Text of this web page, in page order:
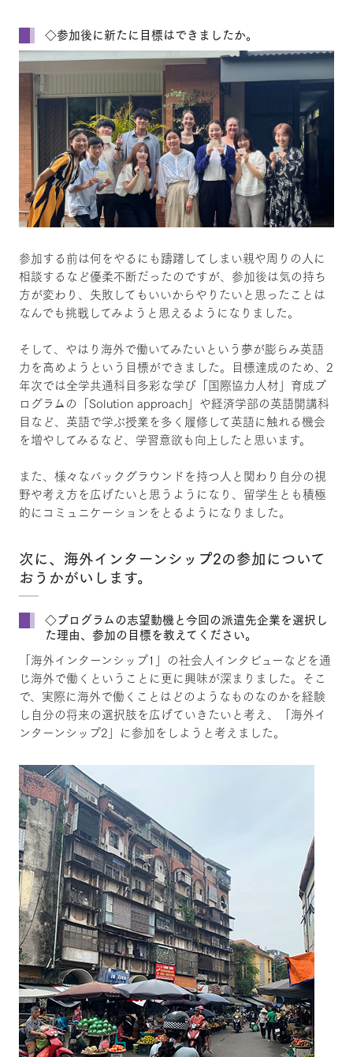
◇参加後に新たに目標はできましたか。
参加する前は何をやるにも躊躇してしまい親や周りの人に
相談するなど優柔不断だったのですが、参加後は気の持ち
方が変わり、失敗してもいいからやりたいと思ったことは
なんでも挑戦してみようと思えるようになりました。
そして、やはり海外で働いてみたいという夢が膨らみ英語
力を高めようという目標ができました。目標達成のため、2
年次では全学共通科目多彩な学び「国際協力人材」育成プ
ログラムの「Solution approach」や経済学部の英語開講科
目など、英語で学ぶ授業を多く履修して英語に触れる機会
を増やしてみるなど、学習意欲も向上したと思います。
また、様々なバックグラウンドを持つ人と関わり自分の視
野や考え方を広げたいと思うようになり、留学生とも積極
的にコミュニケーションをとるようになりました。
次に、海外インターンシップ2の参加について
おうかがいします。
◇プログラムの志望動機と今回の派遣先企業を選択し
た理由、参加の目標を教えてください。
「海外インターンシップ1」の社会人インタビューなどを通
じ海外で働くということに更に興味が深まりました。そこ
で、実際に海外で働くことはどのようなものなのかを経験
し自分の将来の選択肢を広げていきたいと考え、「海外イ
ンターンシップ2」に参加をしようと考えました。